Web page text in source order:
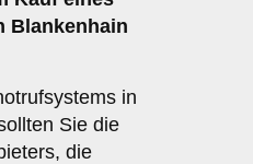
Blankenhain
in
Sie die
die